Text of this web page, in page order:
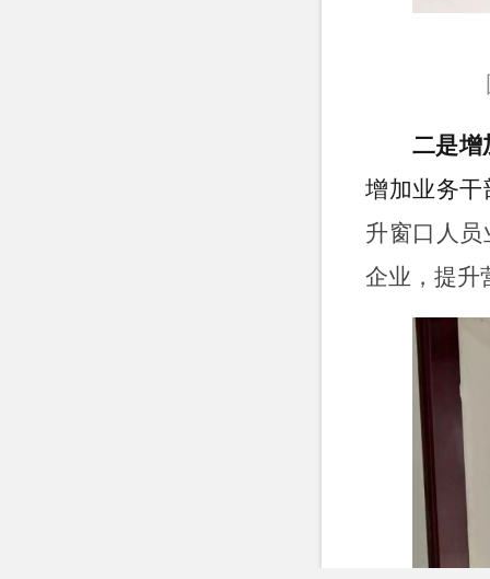
二是增
增加业务
升窗口人
企业，提升